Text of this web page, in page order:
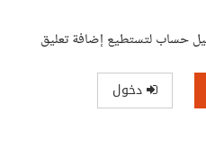
حساب لتستطيع إضافة تعليق
دخول